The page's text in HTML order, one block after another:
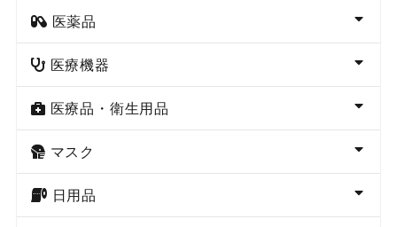
医薬品
医療機器
医療品・衛生用品
マスク
日用品